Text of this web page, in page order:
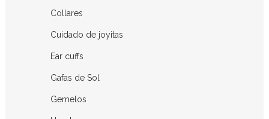
Collares
Cuidado de joyitas
Ear cuffs
Gafas de Sol
Gemelos